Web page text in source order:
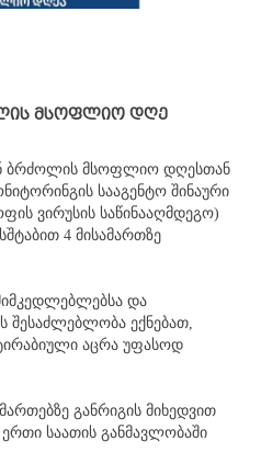
მსოფლიო დღე
ბრძოლის მსოფლიო დღესთან
სააგენტო შინაური
ვირუსის საწინააღმდეგო)
4 მისამართზე
და
შესაძლებლობა ექნებათ,
აცრა უფასოდ
განრიგის მიხედვით
საათის განმავლობაში